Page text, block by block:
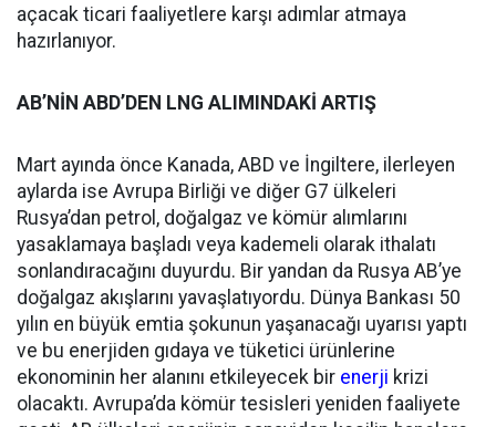
açacak ticari faaliyetlere karşı adımlar atmaya
hazırlanıyor.
AB’NİN ABD’DEN LNG ALIMINDAKİ ARTIŞ
Mart ayında önce Kanada, ABD ve İngiltere, ilerleyen
aylarda ise Avrupa Birliği ve diğer G7 ülkeleri
Rusya’dan petrol, doğalgaz ve kömür alımlarını
yasaklamaya başladı veya kademeli olarak ithalatı
sonlandıracağını duyurdu. Bir yandan da Rusya AB’ye
doğalgaz akışlarını yavaşlatıyordu. Dünya Bankası 50
yılın en büyük emtia şokunun yaşanacağı uyarısı yaptı
ve bu enerjiden gıdaya ve tüketici ürünlerine
ekonominin her alanını etkileyecek bir enerji krizi
olacaktı. Avrupa’da kömür tesisleri yeniden faaliyete